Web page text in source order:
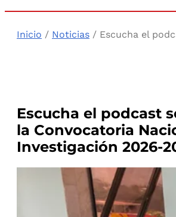
Inicio / Noticias / Escucha el
Escucha el podcast
la Convocatoria
Investigación 2026-